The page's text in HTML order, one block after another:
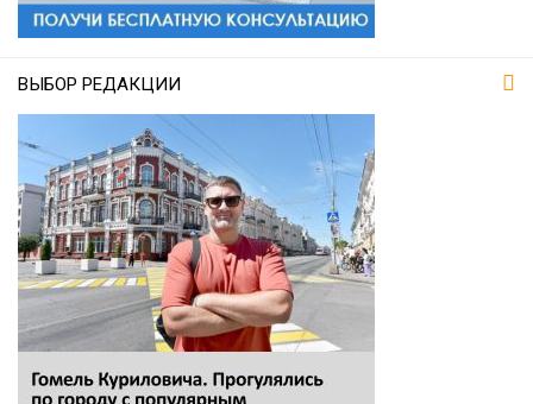
ВЫБОР РЕДАКЦИИ